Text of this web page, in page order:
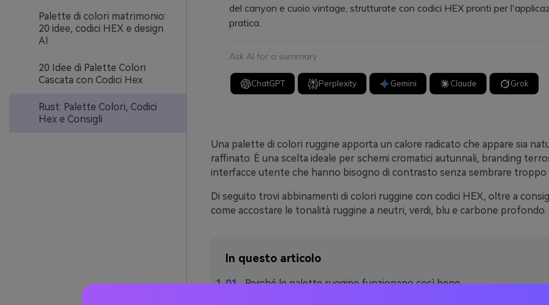
Palette di colori matrimonio:
20 idee, codici HEX e design
AI
20 Idee di Palette Colori
Cascata con Codici Hex
Rust: Palette Colori, Codici
Hex e Consigli
del canyon e cuoio vintage, strutturate con codici HEX pronti per
pratica.
Ask AI for a summary
ChatGPT Perplexity Gemini Claude Grok
Una palette di colori ruggine apporta un calore radicato che appare sia
raffinato. È una scelta ideale per schemi cromatici autunnali, branding
interfacce utente che hanno bisogno di contrasto senza sembrare troppo
Di seguito trovi abbinamenti di colori ruggine con codici HEX, oltre a
come accostare le tonalità ruggine a neutri, verdi, blu e carbone profondo.
In questo articolo
Perché le palette ruggine funzionano così bene